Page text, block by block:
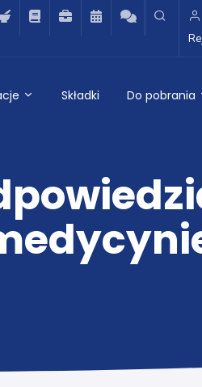
Składki Do pobrania